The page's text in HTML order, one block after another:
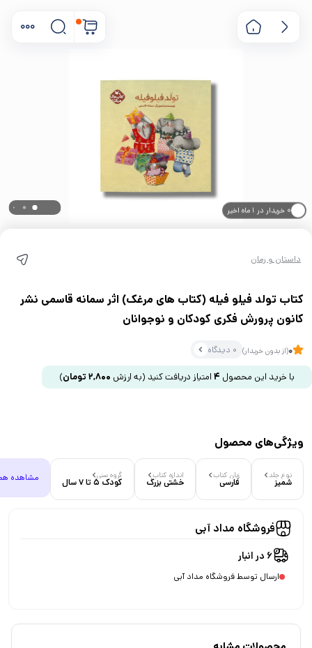
۰ خریدار در ۱ ماه اخیر
داستان و رمان
کتاب تولد فیلو فیله (کتاب های مرغک) اثر سمانه قاسمی نشر
کانون پرورش فکری کودکان و نوجوانان
0(از بدون خریدار) 0 دیدگاه
با خرید این محصول 4 امتیاز دریافت کنید (به ارزش 2,800 تومان)
ویژگی‌های محصول
نوع جلد
شمیز
زبان کتاب
فارسی
اندازه کتاب
خشتی بزرگ
گروه سنی
کودک 5 تا 7 سال مشاهده
فروشگاه مداد آبی
6 در انبار
ارسال توسط فروشگاه مداد آبی